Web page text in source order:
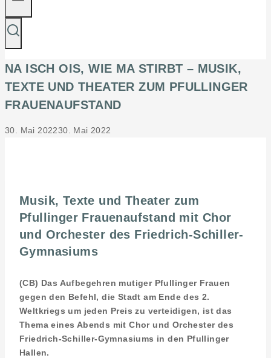
NA ISCH OIS, WIE MA STIRBT – MUSIK,
TEXTE UND THEATER ZUM PFULLINGER
FRAUENAUFSTAND
30. Mai 202230. Mai 2022
Musik, Texte und Theater zum
Pfullinger Frauenaufstand mit Chor
und Orchester des Friedrich-Schiller-
Gymnasiums
(CB) Das Aufbegehren mutiger Pfullinger Frauen
gegen den Befehl, die Stadt am Ende des 2.
Weltkriegs um jeden Preis zu verteidigen, ist das
Thema eines Abends mit Chor und Orchester des
Friedrich-Schiller-Gymnasiums in den Pfullinger
Hallen.